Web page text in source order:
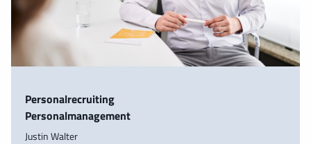
Personalrecruiting
Personalmanagement
Justin Walter